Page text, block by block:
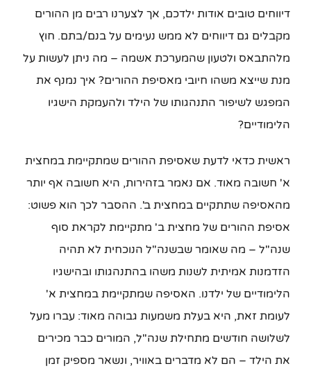
דיווחים טובים אודות ילדכם, אך לצערנו רבים מן ההורים
מקבלים גם דיווחים לא ממש נעימים על בנם/בתם. חוץ
מלהתבאס ולטעון שהמערכת אשמה – מה ניתן לעשות על
מנת שייצא משהו חיובי מאסיפת ההורים? איך נמנף את
המפגש לשיפור התנהגותו של הילד ולהעמקת הישגיו
הלימודיים?
ראשית כדאי לדעת שאסיפת ההורים שמתקיימת במחצית
א' חשובה מאוד. אם נאמר בזהירות, היא חשובה אף יותר
מהאסיפה שתתקיים במחצית ב'. ההסבר לכך הוא פשוט:
אסיפת ההורים של מחצית ב' מתקיימת לקראת סוף
שנה"ל – מה שאומר שבשנה"ל הנוכחית לא תהיה
הזדמנות אמיתית לשנות משהו בהתנהגותו ובהישגיו
הלימודיים של ילדנו. האסיפה שמתקיימת במחצית א'
לעומת זאת, היא בעלת משמעות גבוהה מאוד: עברו מעל
לשלושה חודשים מתחילת שנה"ל, המורים כבר מכירים
את הילד – הם לא מדברים באוויר, ונשאר מספיק זמן